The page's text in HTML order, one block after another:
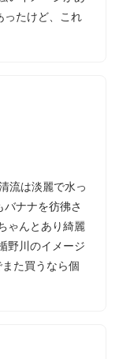
ったけど、これ
流は淡麗で水っ
ナナを彷彿さ
ゃんとあり綺麗
野川のイメージ
た買うなら個